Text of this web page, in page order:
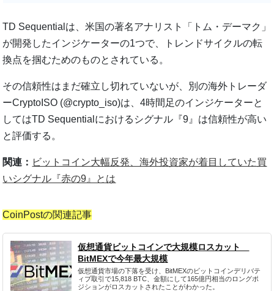
TD Sequentialは、米国の著名アナリスト「トム・デーマク」
が開発したインジケーターの1つで、トレンドサイクルの転
換点を掴むためのものとされている。
その信頼性はまだ確立し切れていないが、別の海外トレーダ
ーCryptoISO (@crypto_iso)は、4時間足のインジケーターと
してはTD Sequentialにおけるシグナル『9』は信頼性が高い
と評価する。
関連： ビットコイン大幅反発、海外投資家が着目していた買
いシグナル『赤の9』とは
CoinPostの関連記事
仮想通貨ビットコインで大規模ロスカット
BitMEXで今年最大規模
仮想通貨市場の下落を受け、BitMEXのビットコインデリバテ
ィブ取引で15,818 BTC、金額にして165億円相当のロングポ
ジションがロスカットされたことがわかった。